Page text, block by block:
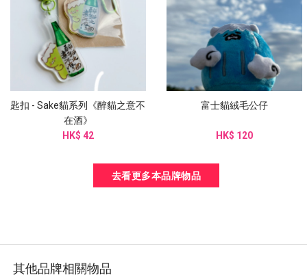
匙扣 - Sake貓系列《醉貓之意不
在酒》
HK$ 42
富士貓絨毛公仔
HK$ 120
去看更多本品牌物品
其他品牌相關物品